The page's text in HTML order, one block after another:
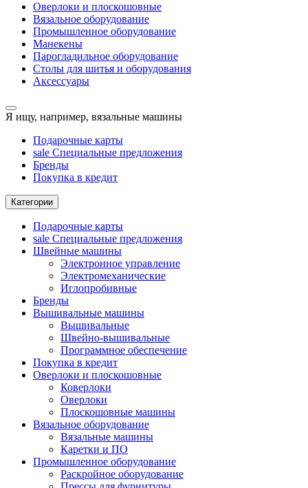
Оверлоки и плоскошовные
Вязальное оборудование
Промышленное оборудование
Манекены
Парогладильное оборудование
Столы для шитья и оборудования
Аксессуары
Я ищу, например, вязальные машины
Подарочные карты
sale Специальные предложения
Бренды
Покупка в кредит
Категории
Подарочные карты
sale Специальные предложения
Швейные машины
Электронное управление
Электромеханические
Иглопробивные
Бренды
Вышивальные машины
Вышивальные
Швейно-вышивальные
Программное обеспечение
Покупка в кредит
Оверлоки и плоскошовные
Коверлоки
Оверлоки
Плоскошовные машины
Вязальное оборудование
Вязальные машины
Каретки и ПО
Промышленное оборудование
Раскройное оборудование